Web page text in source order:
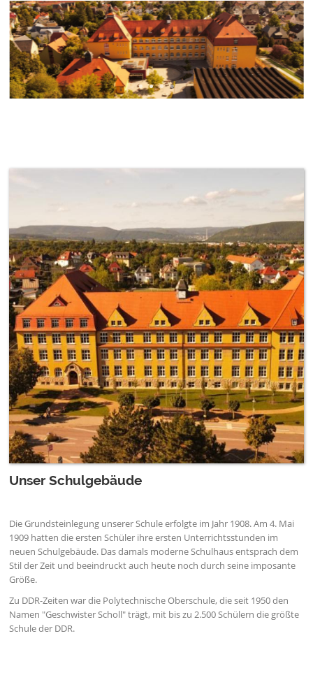
Unser Schulgebäude
Die Grundsteinlegung unserer Schule erfolgte im Jahr 1908. Am 4. Mai
1909 hatten die ersten Schüler ihre ersten Unterrichtsstunden im
neuen Schulgebäude. Das damals moderne Schulhaus entsprach dem
Stil der Zeit und beeindruckt auch heute noch durch seine imposante
Größe.
Zu DDR-Zeiten war die Polytechnische Oberschule, die seit 1950 den
Namen "Geschwister Scholl" trägt, mit bis zu 2.500 Schülern die größte
Schule der DDR.